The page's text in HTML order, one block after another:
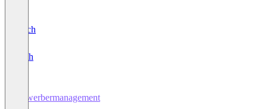
Deutsch
English
Bewerbermanagement